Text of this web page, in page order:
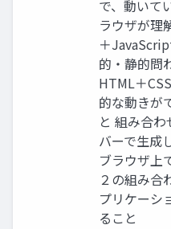
で、動いて
ラウザが理
＋
的・静的問
HTML＋
的な動きが
と 組み合
バーで生成
ブラウザ上
２の組み合
プリケーシ
ること